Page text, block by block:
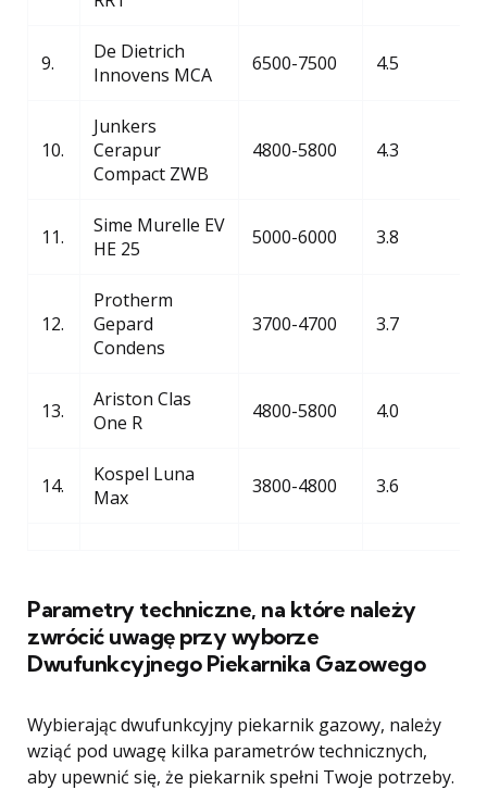
9.
De Dietrich
Innovens MCA
6500-7500 4.5
10.
Junkers
Cerapur
Compact ZWB
4800-5800 4.3
11.
Sime Murelle EV
HE 25
5000-6000 3.8
12.
Protherm
Gepard
Condens
3700-4700 3.7
13.
Ariston Clas
One R
4800-5800 4.0
14.
Kospel Luna
Max
3800-4800 3.6
Parametry techniczne, na które należy
zwrócić uwagę przy wyborze
Dwufunkcyjnego Piekarnika Gazowego
Wybierając dwufunkcyjny piekarnik gazowy, należy
wziąć pod uwagę kilka parametrów technicznych,
aby upewnić się, że piekarnik spełni Twoje potrzeby.